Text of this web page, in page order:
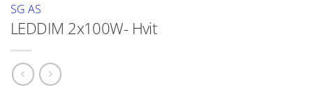
SG AS
LEDDIM 2x100W- Hvit